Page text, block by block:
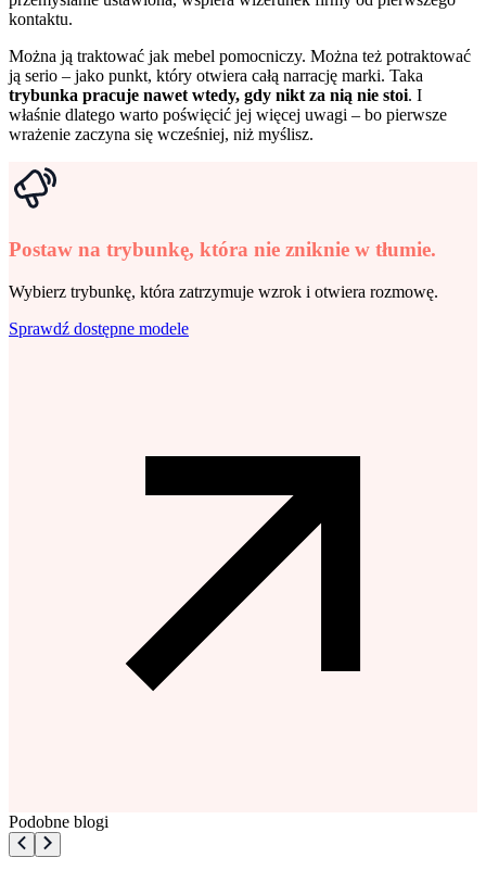
kontaktu.
Można ją traktować jak mebel pomocniczy. Można też potraktować
ją serio – jako punkt, który otwiera całą narrację marki. Taka
trybunka pracuje nawet wtedy, gdy nikt za nią nie stoi. I
właśnie dlatego warto poświęcić jej więcej uwagi – bo pierwsze
wrażenie zaczyna się wcześniej, niż myślisz.
Postaw na trybunkę, która nie zniknie w tłumie.
Wybierz trybunkę, która zatrzymuje wzrok i otwiera rozmowę.
Sprawdź dostępne modele
Podobne blogi